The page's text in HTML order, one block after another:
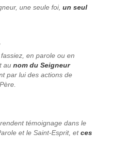
une seule foi, un seul
en parole ou en
au nom du Seigneur
par lui des actions de
témoignage dans le
et le Saint-Esprit, etces